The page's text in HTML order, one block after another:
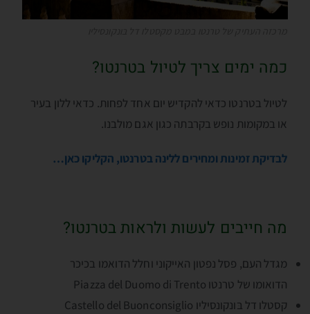
כמה ימים צריך לטיול בטרנטו?
לטיול בטרנטו כדאי להקדיש יום אחד לפחות. כדאי ללון בעיר
או במקומות נופש בקרבתה כגון אגם מולבנו.
לבדיקת זמינות ומחירים ללינה בטרנטו, הקליקו כאן…
מה חייבים לעשות ולראות בטרנטו?
מגדל העם, פסל נפטון האייקוני וחלל הדואמו בכיכר
הדואומו של טרנטו Piazza del Duomo di Trento
קסטלו דל בּונקונסיליו Castello del Buonconsiglio